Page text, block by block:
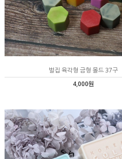
벌집 육각형 금형 몰드 37구
4,000원